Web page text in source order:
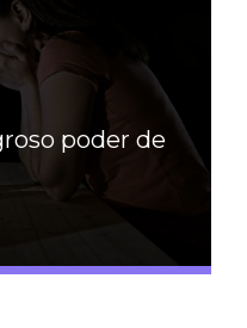
poder de